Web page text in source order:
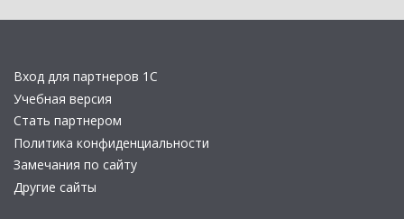
Вход для партнеров 1С
Учебная версия
Стать партнером
Политика конфиденциальности
Замечания по сайту
Другие сайты